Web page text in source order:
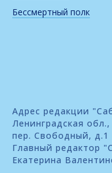
Бессмертный полк
Адрес редакции
Ленинградская
пер. Свободный, д.1
Главный редактор
Екатерина